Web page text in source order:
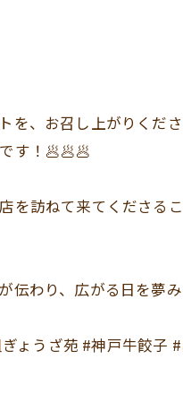
、お召し上がりくださ
す！🥟🥟🥟
訪ねて来てくださる
伝わり、広がる日を夢
ょうざ苑 #神戸牛餃子